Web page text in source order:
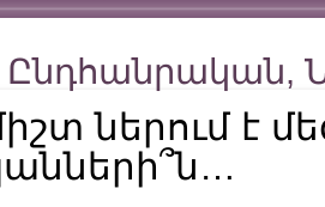
Ընդհանրական,
ներում է